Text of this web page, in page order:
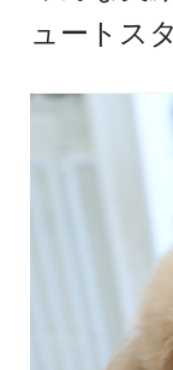
ュートス